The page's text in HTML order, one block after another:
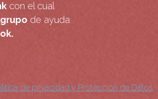
con el cual
grupo de ayuda
de privacidad y Protección de Datos ·